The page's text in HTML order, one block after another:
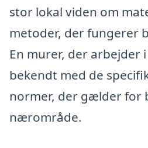
stor lokal viden om
metoder, der fungerer
En murer, der
bekendt med de
normer, der gælder for
nærområde.